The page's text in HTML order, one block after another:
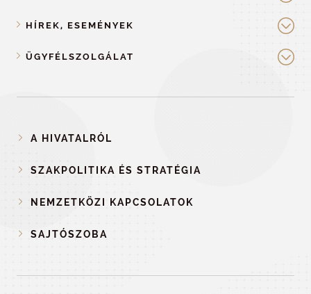
HÍREK, ESEMÉNYEK
ÜGYFÉLSZOLGÁLAT
A HIVATALRÓL
SZAKPOLITIKA ÉS STRATÉGIA
NEMZETKÖZI KAPCSOLATOK
SAJTÓSZOBA